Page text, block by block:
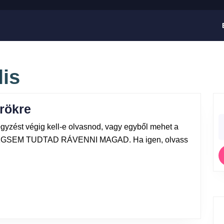
végig kell-e olvasnod, vagy egyből mehet a
TUDTAD RÁVENNI MAGAD. Ha igen, olvass